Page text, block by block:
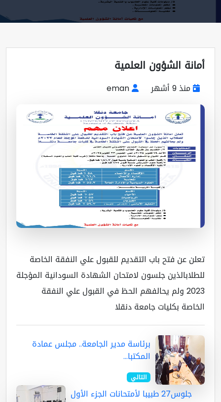
الشؤون العلمية
منذ 9 أشهر eman
عن فتح باب التقديم للقبول علي النفقة الخاصة
جلسون لامتحان الشهادة السودانية المؤجلة
2023 ولم يحالفهم الحظ في القبول علي النفقة
بكليات جامعة دنقلا
برئاسة مدير الجامعة.. مجلس عمادة
المكتبا...
التالي
جلوس27 طبيبا لأمتحانات الجزء الأول